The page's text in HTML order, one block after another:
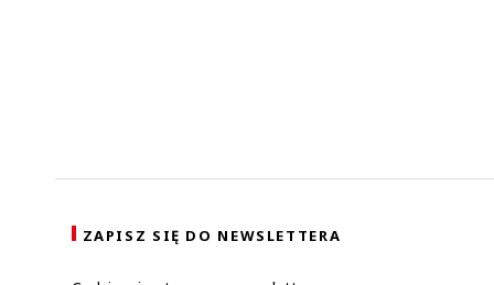
ZAPISZ SIĘ DO NEWSLETTERA